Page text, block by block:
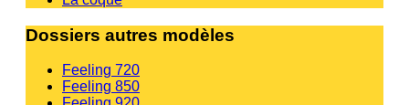
Dossiers autres modèles
Feeling 720
Feeling 850